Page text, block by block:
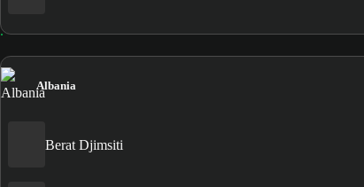
Albania
Berat Djimsiti